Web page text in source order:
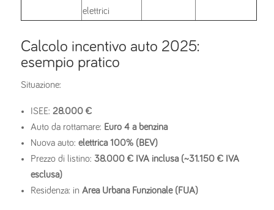
elettrici
Calcolo incentivo auto 2025:
esempio pratico
Situazione:
ISEE: 28.000 €
Auto da rottamare: Euro 4 a benzina
Nuova auto: elettrica 100% (BEV)
Prezzo di listino: 38.000 € IVA inclusa (~31.150 € IVA
esclusa)
Residenza: in Area Urbana Funzionale (FUA)